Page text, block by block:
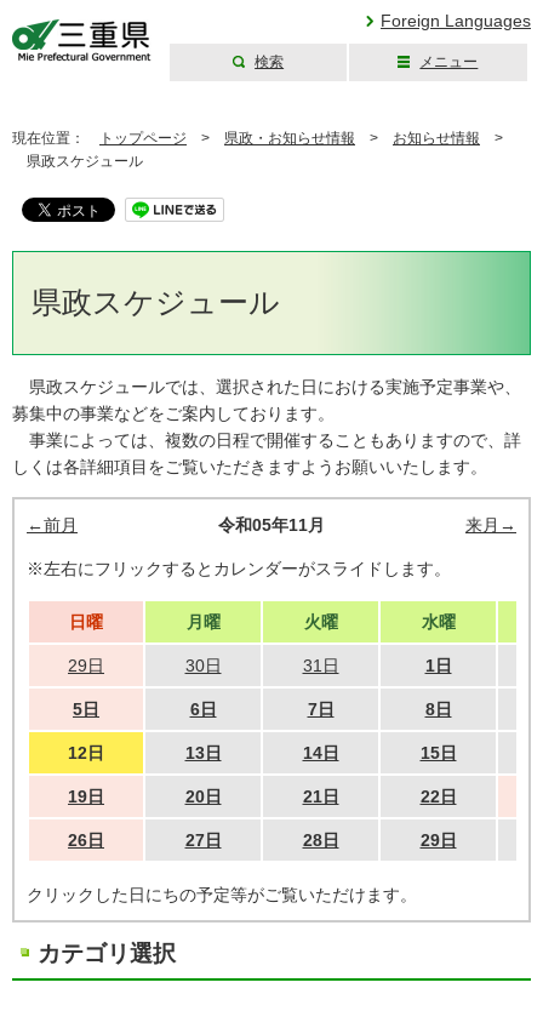
Foreign Languages
検索 メニュー
現在位置： トップページ > 県政・お知らせ情報 > お知らせ情報 >
県政スケジュール
県政スケジュール
県政スケジュールでは、選択された日における実施予定事業や、
募集中の事業などをご案内しております。
事業によっては、複数の日程で開催することもありますので、詳
しくは各詳細項目をご覧いただきますようお願いいたします。
←前月 令和05年11月 来月→
※左右にフリックするとカレンダーがスライドします。
日曜 月曜 火曜 水曜
29日 30日 31日 1日
5日 6日 7日 8日
12日 13日 14日 15日
19日 20日 21日 22日
26日 27日 28日 29日
クリックした日にちの予定等がご覧いただけます。
カテゴリ選択